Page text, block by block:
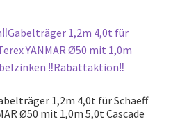
1,2m 4,0t für Schaeff
Ø50 mit 1,0m 5,0t Cascade